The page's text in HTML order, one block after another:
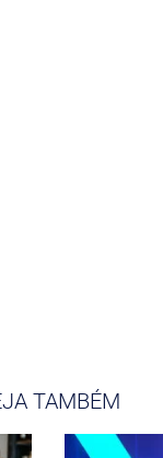
TAMBÉM